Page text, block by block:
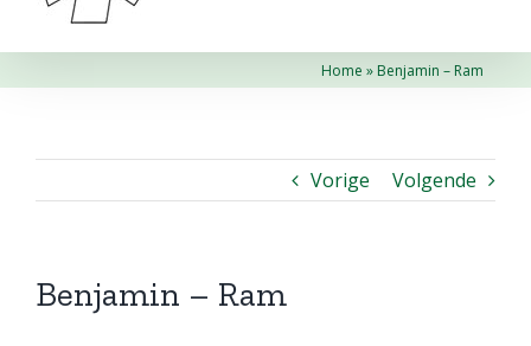
Home » Benjamin – Ram
Vorige Volgende
Benjamin – Ram